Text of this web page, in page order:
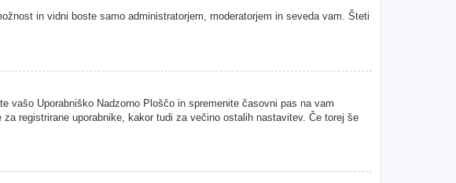
in vidni boste samo administratorjem, moderatorjem in seveda vam. Šteti
vašo Uporabniško Nadzorno Ploščo in spremenite časovni pas na vam
registrirane uporabnike, kakor tudi za večino ostalih nastavitev. Če torej še